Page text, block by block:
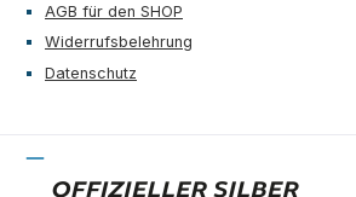
AGB für den SHOP
Widerrufsbelehrung
Datenschutz